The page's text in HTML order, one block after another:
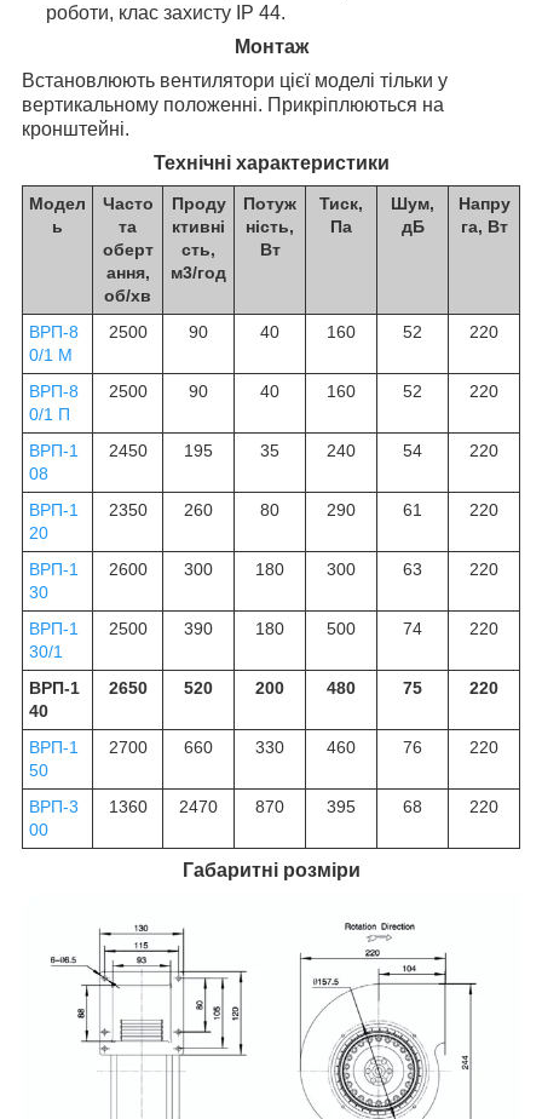
роботи, клас захисту IP 44.
Монтаж
Встановлюють вентилятори цієї моделі тільки у
вертикальному положенні. Прикріплюються на
кронштейні.
Технічні характеристики
Модел
ь
Часто
та
оберт
ання,
об/хв
Проду
ктивні
сть,
м3/год
Потуж
ність,
Вт
Тиск,
Па
Шум,
дБ
Напру
га, Вт
ВРП-8
0/1 М
2500 90 40 160 52 220
ВРП-8
0/1 П
2500 90 40 160 52 220
ВРП-1
08
2450 195 35 240 54 220
ВРП-1
20
2350 260 80 290 61 220
ВРП-1
30
2600 300 180 300 63 220
ВРП-1
30/1
2500 390 180 500 74 220
ВРП-1
40
2650 520 200 480 75 220
ВРП-1
50
2700 660 330 460 76 220
ВРП-3
00
1360 2470 870 395 68 220
Габаритні розміри